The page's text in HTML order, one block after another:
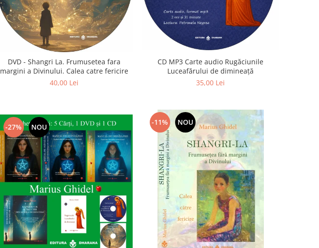
DVD - Shangri La. Frumusetea fara
margini a Divinului. Calea catre fericire
40,00 Lei
CD MP3 Carte audio Rugăciunile
Luceafărului de dimineață
35,00 Lei
-27% NOU
-11% NOU